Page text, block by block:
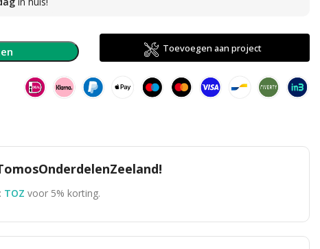
direct
Toevoegen aan project
TOZ voor 5% korting.